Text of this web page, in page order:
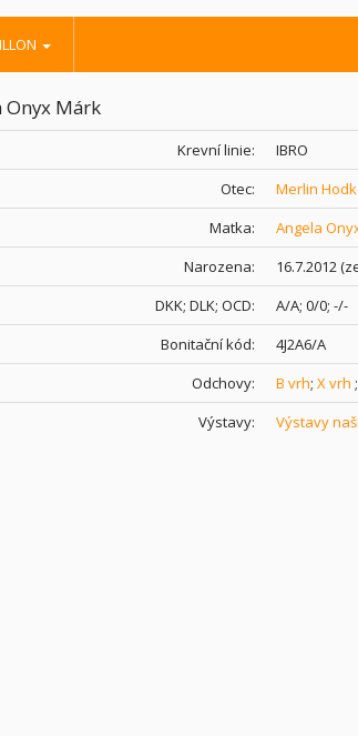
Onyx Márk
Krevní linie:
IBRO
Otec:
Merlin
Matka:
Angela
Narozena:
16.7.2012
DKK; DLK; OCD:
A/A; 0/0; -/-
Bonitační kód:
4J2A6/A
Odchovy:
B vrh; X vrh ;
Výstavy:
Výstavy